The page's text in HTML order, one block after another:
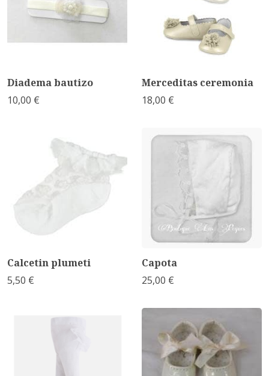
Diadema bautizo
10,00 €
Merceditas ceremonia
18,00 €
Calcetin plumeti
5,50 €
Capota
25,00 €